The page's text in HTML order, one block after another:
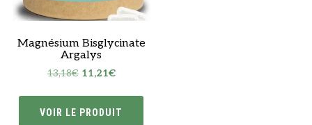
Magnésium Bisglycinate
Argalys
13,18€ Le
était :
11,21€Le
est :
VOIR LE PRODUIT